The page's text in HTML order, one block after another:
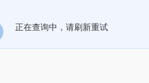
正在查询中，请刷新重试